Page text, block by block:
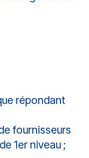
répondant
fournisseurs
1er niveau ;